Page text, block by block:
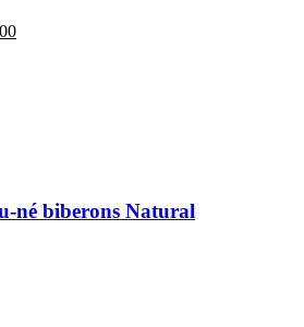
Le
né biberons Natural